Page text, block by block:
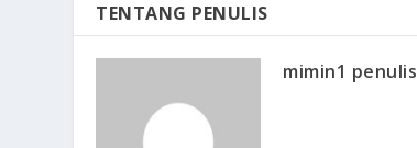
TENTANG PENULIS
mimin1 penulis